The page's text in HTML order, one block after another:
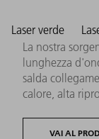
Laser verde
La nostra
lunghezza
salda
calore, alta
VAI AL